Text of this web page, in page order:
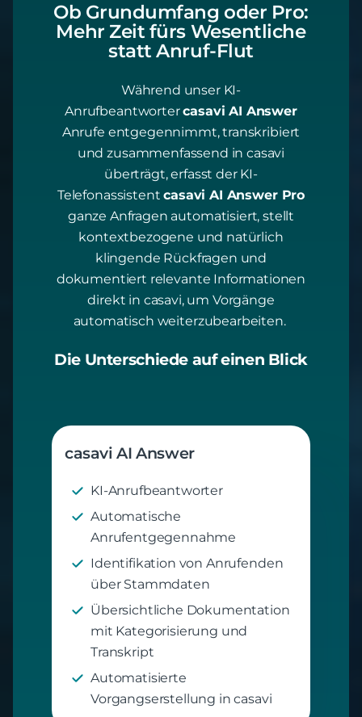
Ob Grundumfang oder Pro:
Mehr Zeit fürs Wesentliche
statt Anruf-Flut
Während unser KI-
Anrufbeantwortercasavi AI Answer
Anrufe entgegennimmt, transkribiert
und zusammenfassend in casavi
überträgt, erfasst der KI-
Telefonassistentcasavi AI Answer Pro
ganze Anfragen automatisiert, stellt
kontextbezogene und natürlich
klingende Rückfragen und
dokumentiert relevante Informationen
direkt in casavi, um Vorgänge
automatisch weiterzubearbeiten.
Die Unterschiede auf einen Blick
casavi AI Answer
KI-Anrufbeantworter
Automatische
Anrufentgegennahme
Identifikation von Anrufenden
über Stammdaten
Übersichtliche Dokumentation
mit Kategorisierung und
Transkript
Automatisierte
Vorgangserstellung in casavi